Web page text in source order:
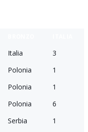
Italia
3
Polonia
1
Polonia
1
Polonia
6
Serbia
1